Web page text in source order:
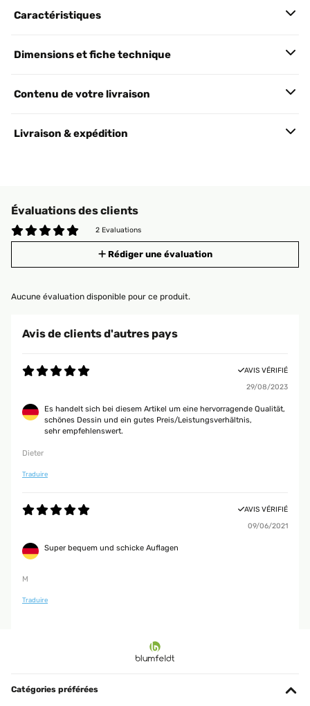
Caractéristiques
Dimensions et fiche technique
Contenu de votre livraison
Livraison & expédition
Évaluations des clients
2 Evaluations
Rédiger une évaluation
Aucune évaluation disponible pour ce produit.
Avis de clients d'autres pays
AVIS VÉRIFIÉ
29/08/2023
Es handelt sich bei diesem Artikel um eine hervorragende Qualität,
schönes Dessin und ein gutes Preis/Leistungsverhältnis,
sehr empfehlenswert.
Dieter
Traduire
AVIS VÉRIFIÉ
09/06/2021
Super bequem und schicke Auflagen
M
Traduire
Catégories préférées